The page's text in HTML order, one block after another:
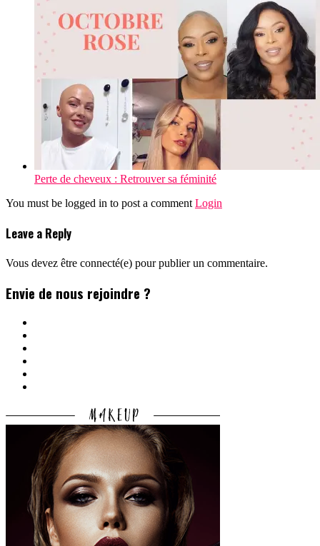
Perte de cheveux : Retrouver sa féminité
You must be logged in to post a comment Login
Leave a Reply
Vous devez être connecté(e) pour publier un commentaire.
Envie de nous rejoindre ?